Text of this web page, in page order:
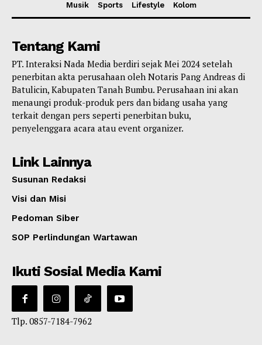
Musik
Sports Lifestyle Kolom
Tentang Kami
PT. Interaksi Nada Media berdiri sejak Mei 2024 setelah
penerbitan akta perusahaan oleh Notaris Pang Andreas di
Batulicin, Kabupaten Tanah Bumbu. Perusahaan ini akan
menaungi produk-produk pers dan bidang usaha yang
terkait dengan pers seperti penerbitan buku,
penyelenggara acara atau event organizer.
Link Lainnya
Susunan Redaksi
Visi dan Misi
Pedoman Siber
SOP Perlindungan Wartawan
Ikuti Sosial Media Kami
Tlp. 0857-7184-7962